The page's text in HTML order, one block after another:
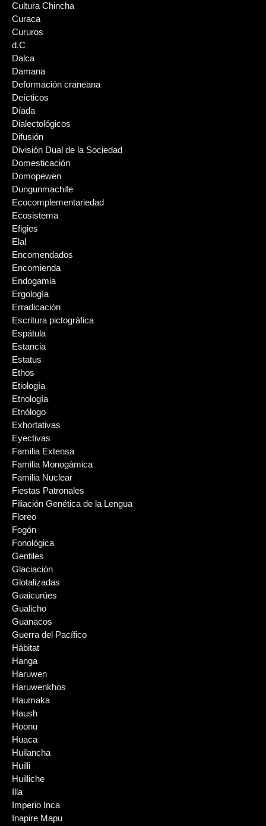
Cultura Chincha
Curaca
Cururos
d.C
Dalca
Damana
Deformación craneana
Deícticos
Díada
Dialectológicos
Difusión
División Dual de la Sociedad
Domesticación
Domopewen
Dungunmachife
Ecocomplementariedad
Ecosistema
Efigies
Elal
Encomendados
Encomienda
Endogamia
Ergología
Erradicación
Escritura pictográfica
Espátula
Estancia
Estatus
Ethos
Etiología
Etnología
Etnólogo
Exhortativas
Eyectivas
Familia Extensa
Familia Monogámica
Familia Nuclear
Fiestas Patronales
Filiación Genética de la Lengua
Floreo
Fogón
Fonológica
Gentiles
Glaciación
Glotalizadas
Guaicurúes
Gualicho
Guanacos
Guerra del Pacífico
Hábitat
Hanga
Haruwen
Haruwenkhos
Haumaka
Haush
Hoonu
Huaca
Huilancha
Huilli
Huilliche
Illa
Imperio Inca
Inapire Mapu